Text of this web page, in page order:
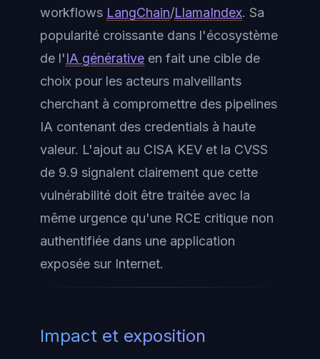
workflows LangChain/LlamaIndex. Sa
popularité croissante dans l'écosystème
de l'IA générative en fait une cible de
choix pour les acteurs malveillants
cherchant à compromettre des pipelines
IA contenant des credentials à haute
valeur. L'ajout au CISA KEV et la CVSS
de 9.9 signalent clairement que cette
vulnérabilité doit être traitée avec la
même urgence qu'une RCE critique non
authentifiée dans une application
exposée sur Internet.
Impact et exposition